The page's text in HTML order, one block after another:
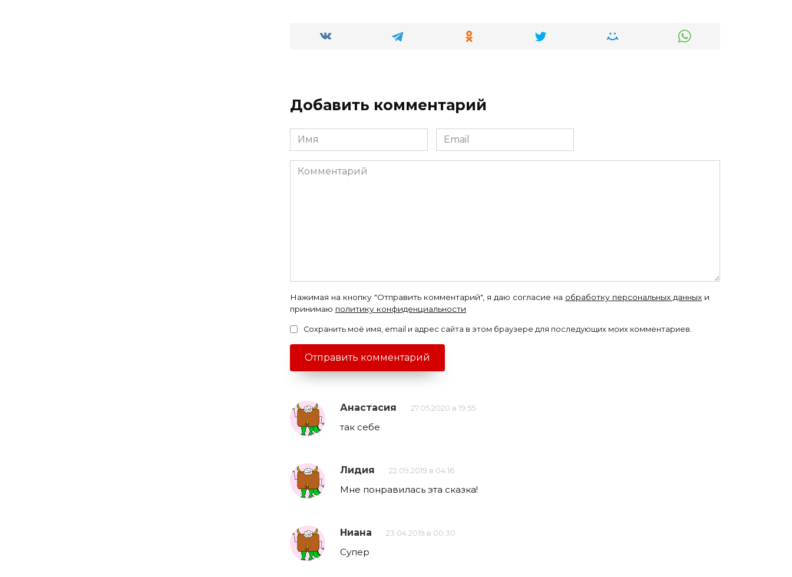
Добавить комментарий
Имя
*
Email
*
Комментарий
Нажимая на кнопку "Отправить комментарий", я даю согласие на обработку персональных данных и
принимаю политику конфиденциальности
Сохранить моё имя, email и адрес сайта в этом браузере для последующих моих комментариев.
Анастасия 27.05.2020 в 19:55
так себе
Лидия 22.09.2019 в 04:16
Мне понравилась эта сказка!
Ниана 23.04.2019 в 00:30
Супер